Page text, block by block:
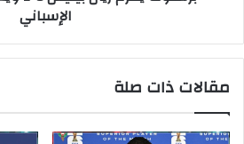
الإسباني
مقالات ذات صلة